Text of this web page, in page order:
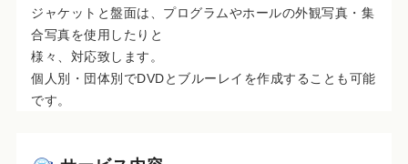
ジャケットと盤面は、プログラムやホールの外観写真・集
合写真を使用したりと
様々、対応致します。
個人別・団体別でDVDとブルーレイを作成することも可能
です。